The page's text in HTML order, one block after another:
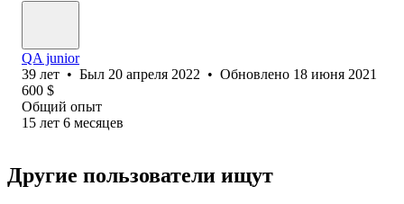
QA junior
39 лет • Был 20 апреля 2022 • Обновлено 18 июня 2021
600 $
Общий опыт
15 лет 6 месяцев
Другие пользователи ищут